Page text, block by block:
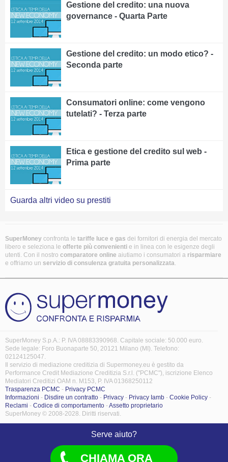
Gestione del credito: una nuova
governance - Quarta Parte
Gestione del credito: un modo etico? -
Seconda parte
Consumatori online: come vengono
tutelati? - Terza parte
Etica e gestione del credito sul web -
Prima parte
Guarda altri video su prestiti
SuperMoney confronta le tariffe luce e gas dei fornitori di energia del mercato
libero e seleziona le offerte più convenienti e in linea con le esigenze degli
utenti. Con il nostro comparatore online aiutiamo i consumatori a risparmiare
e offriamo un servizio di consulenza gratuita personalizzata.
SuperMoney S.p.A.: P. IVA 08883390968. Capitale sociale: 50.000 euro.
Sede legale: Foro Buonaparte 50, 20121 Milano (MI). Telefono:
02124125047.
Il servizio di mediazione creditizia di Supermoney.eu è gestito da
Performance Credit Mediazione Creditizia S.r.l. ("PCMC"), iscrizione Elenco
Mediatori Creditizi OAM n. M153, P. IVA 01368250112
Trasparenza PCMC - Privacy PCMC
Informazioni - Disdire un contratto - Privacy - Privacy Iamb - Cookie Policy -
Reclami - Codice di comportamento -Assetto proprietario
SuperMoney © 2008-2028. Diritti riservati.
Serve aiuto?
CHIAMA ORA